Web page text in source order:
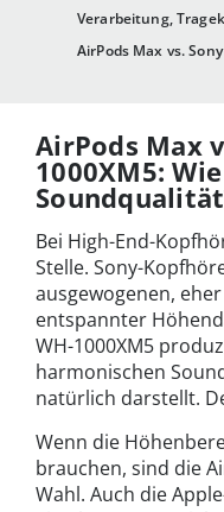
Verarbeitung,
AirPods Max vs.
AirPods Max
1000XM5:
Bei High-End-
Stelle. Sony-
ausgewogenen,
entspannter
WH-1000XM5
harmonischen
natürlich darstellt.
Wenn die
brauchen, sind die
Wahl. Auch die